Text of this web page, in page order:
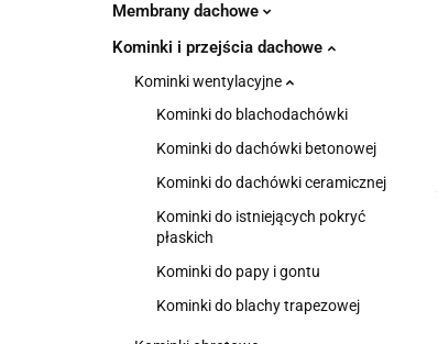
Membrany dachowe
Kominki i przejścia dachowe
Kominki wentylacyjne
Kominki do blachodachówki
Kominki do dachówki betonowej
Kominki do dachówki ceramicznej
Kominki do istniejących pokryć
płaskich
Kominki do papy i gontu
Kominki do blachy trapezowej